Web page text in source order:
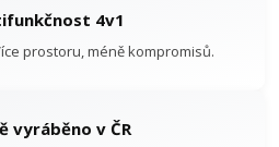
4v1
prostoru, méně kompromisů.
vyráběno v ČR